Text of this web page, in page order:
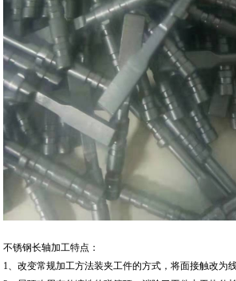
不锈钢长轴加工特点：
1、改变常规加工方法装夹工件的方式，将面接触改为